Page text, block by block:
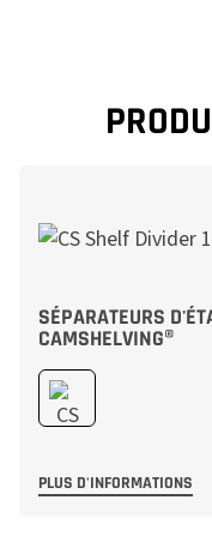
SÉPARATEURS
CAMSHELVING®
PLUS D'INFORMATIONS